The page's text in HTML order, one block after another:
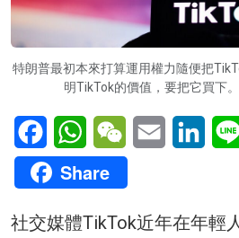
特朗普最初本來打算運用權力隨便把
明TikTok的價值，要把它買下
FacebookWhatsAppWeChatEmail
Share
社交媒體TikTok近年在年輕